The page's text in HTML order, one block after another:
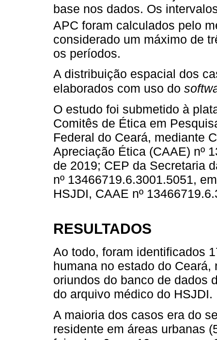
base nos dados. Os
APC foram calculados pelo
considerado um máximo de
os períodos.
A distribuição espacial dos
elaborados com uso do
O estudo foi submetido à
Comitês de Ética em
Federal do Ceará, mediante
Apreciação Ética (CAAE) nº
de 2019; CEP da Secretaria
nº 13466719.6.3001.5051,
HSJDI, CAAE nº
RESULTADOS
Ao todo, foram identificados
humana no estado do
oriundos do banco de dados
do arquivo médico do HSJDI.
A maioria dos casos era do
residente em áreas urbanas